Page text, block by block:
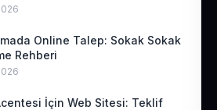
Online Talep: Sokak Sokak
Rehberi
İçin Web Sitesi: Teklif